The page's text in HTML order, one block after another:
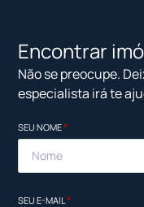
Encontrar
Não se preocupe.
especialista irá te
SEU NOME*
SEU E-MAIL*